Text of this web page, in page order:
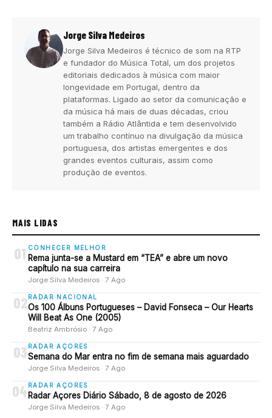
Jorge Silva Medeiros
Jorge Silva Medeiros é técnico de som na RTP
e fundador do Música Total, um dos projetos
editoriais dedicados à música com maior
longevidade em Portugal, dentro da
plataformas. Ligado ao setor da comunicação e
da música há mais de duas décadas, criou
também a Rádio Atlântida e tem desenvolvido
um trabalho contínuo na divulgação da música
portuguesa, dos artistas emergentes e dos
grandes eventos culturais, assim como
produção de eventos.
MAIS LIDAS
01 CONHECER MELHOR
Rema junta-se a Mustard em “TEA” e abre um novo
capítulo na sua carreira
Jorge Silva Medeiros · 7 Ago
02 RADAR NACIONAL
Os 100 Álbuns Portugueses – David Fonseca – Our Hearts
Will Beat As One (2005)
Beatriz Ambrósio · 7 Ago
03 RADAR AÇORES
Semana do Mar entra no fim de semana mais aguardado
Jorge Silva Medeiros · 7 Ago
04RADAR AÇORES
Radar Açores Diário Sábado, 8 de agosto de 2026
Jorge Silva Medeiros · 7 Ago